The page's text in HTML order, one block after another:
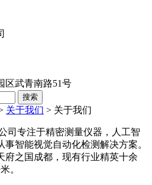
区武青南路51号
关于我们 > 关于我们
专注于精密测量仪器，人工智
智能视觉自动化检测解决方案。
府之国成都，现有行业精英十余
。